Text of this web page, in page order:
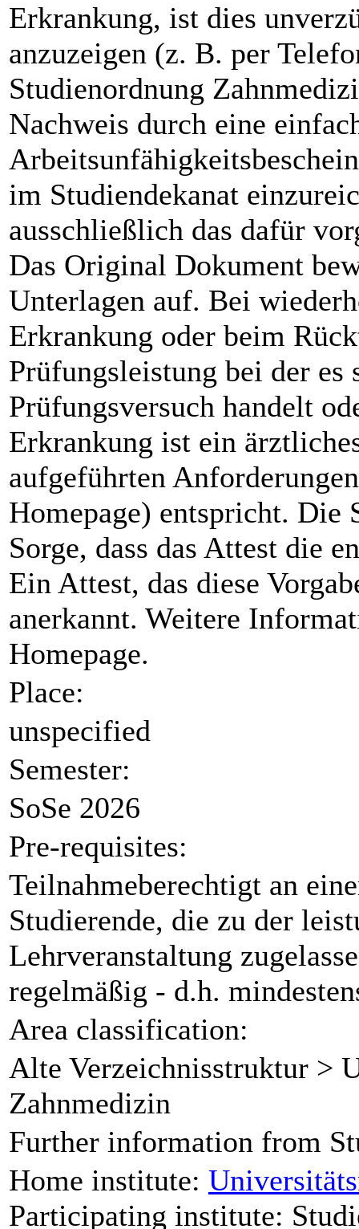
Erkrankung, ist dies
anzuzeigen (z. B. per
Studienordnung
Nachweis durch eine
im Studiendekanat
ausschließlich das dafür
Das Original Dokument
Unterlagen auf. Bei
Erkrankung oder beim
Prüfungsleistung bei der es
Prüfungsversuch handelt
Erkrankung ist ein
aufgeführten
Homepage) entspricht. Die
Sorge, dass das Attest die
Ein Attest, das diese
anerkannt. Weitere
Homepage.
Place:
unspecified
Semester:
SoSe 2026
Pre-requisites:
Teilnahmeberechtigt an
Studierende, die zu der
Lehrveranstaltung
regelmäßig - d.h.
Area classification:
Alte Verzeichnisstruktur >
Zahnmedizin
Further information from
Home institute:
Participating institute: